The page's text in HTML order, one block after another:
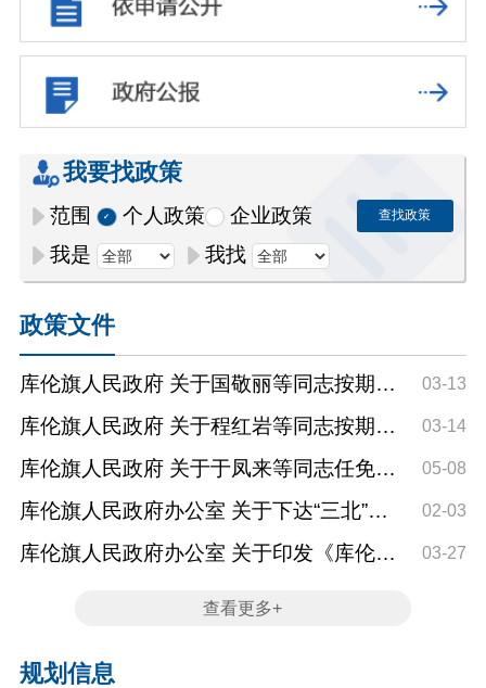
我要找政策
范围 个人政策
企业政策
我是
我找
查找政策
政策文件
库伦旗人民政府 关于国敬丽等同志按期转
正任职的通知
03-13
库伦旗人民政府 关于程红岩等同志按期转
正任职的通知
03-14
库伦旗人民政府 关于于凤来等同志任免职
务的令
05-08
库伦旗人民政府办公室 关于下达“三北”综
合治理项目任务的通知
02-03
库伦旗人民政府办公室 关于印发《库伦旗
行政审批服务效能提...
03-27
查看更多+
规划信息